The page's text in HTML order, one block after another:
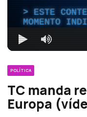
ESTE
MOMENTO
POLÍTICA
TC manda
Europa